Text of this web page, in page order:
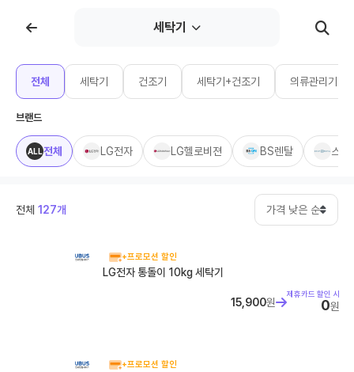
휴대폰위키
월 6일부터 휴대폰 개통 시 본인확인 절차가 강화되었습니다. 신규
가입,...
휴대폰 성지 완전정복: 온라인 vs 오프라인 비교
장점 3. 오프라인 휴대폰 성지의 장점 4. 온라인 vs 오프라인 ...
갤럭시 Z시리즈 완벽 가이드 (폴드8·폴드8 울트라·플립8)
Z 폴드8·폴드8 울트라·플립8 라인업 목차 1. 개요 2. 라인업 및...
휴대폰 싸게 사는 법 완벽 가이드
아이폰 17 시리즈 네 가지 모델 라인업 목차 1. 기본 개념 이해하기
2. 공시지원금과 선택약정 비교 3. 2025년 단통법 폐지 이후 ...
2. 온가족할인 할인 구조 3. 2026년, 무엇이 언제 바뀌나 ...
세탁기
전체 세탁기 건조기 세탁기+건조기 의류관리기
브랜드
ALL전체 LG전자 LG헬로비젼 BS렌탈 스마
전체 127개 가격 낮은 순
+프로모션 할인
LG전자 통돌이 10kg 세탁기
15,900원
제휴카드 할인 시
0원
+프로모션 할인